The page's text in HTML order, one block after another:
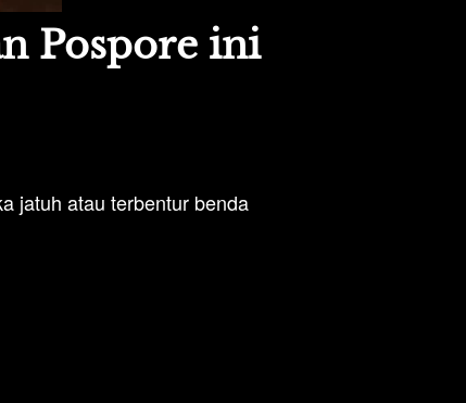
Pospore ini
jatuh atau terbentur benda